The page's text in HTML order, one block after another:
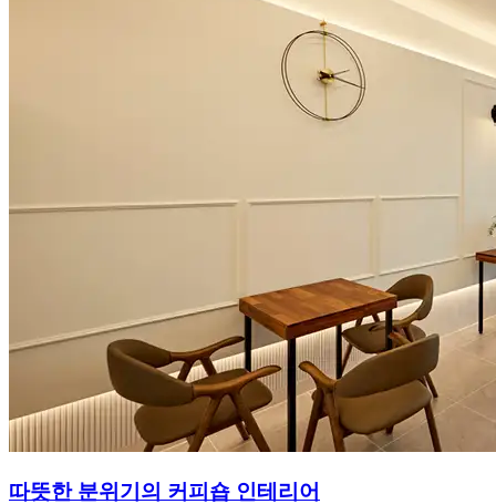
따뜻한 분위기의 커피숍 인테리어